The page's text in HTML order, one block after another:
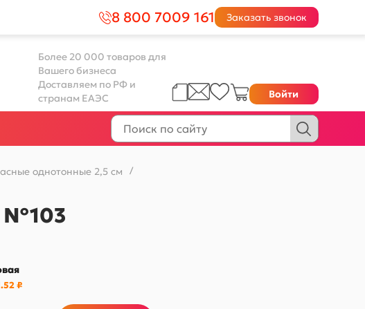
8 800 7009 161 Заказать звонок
Более 20 000 товаров для
Вашего бизнеса
Доставляем по РФ и
странам ЕАЭС
Войти
однотонные 2,5 см
/
№103
₽